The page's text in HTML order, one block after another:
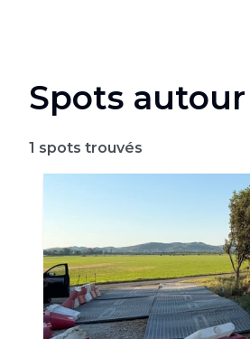
Spots
1 spots trouvés